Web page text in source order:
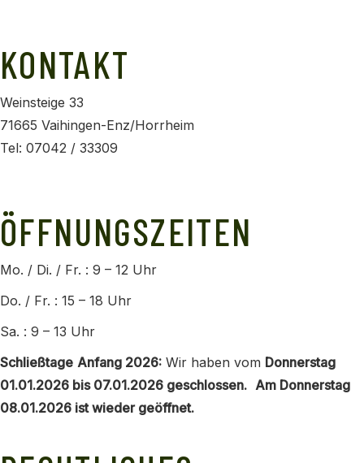
KONTAKT
Weinsteige 33
71665 Vaihingen-Enz/Horrheim
Tel: 07042 / 33309
ÖFFNUNGSZEITEN
Mo. / Di. / Fr. : 9 – 12 Uhr
Do. / Fr. : 15 – 18 Uhr
Sa. : 9 – 13 Uhr
Schließtage Anfang 2026: Wir haben vom Donnerstag
01.01.2026 bis 07.01.2026 geschlossen. Am Donnerstag
08.01.2026 ist wieder geöffnet.